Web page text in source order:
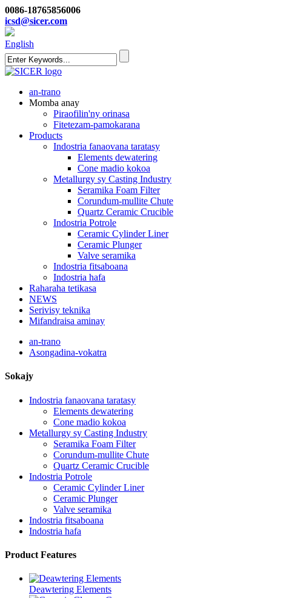
0086-18765856006
icsd@sicer.com
English
an-trano
Momba anay
Piraofilin'ny orinasa
Fitetezam-pamokarana
Products
Indostria fanaovana taratasy
Elements dewatering
Cone madio kokoa
Metallurgy sy Casting Industry
Seramika Foam Filter
Corundum-mullite Chute
Quartz Ceramic Crucible
Indostria Potrole
Ceramic Cylinder Liner
Ceramic Plunger
Valve seramika
Indostria fitsaboana
Indostria hafa
Raharaha tetikasa
NEWS
Serivisy teknika
Mifandraisa aminay
an-trano
Asongadina-vokatra
Sokajy
Indostria fanaovana taratasy
Elements dewatering
Cone madio kokoa
Metallurgy sy Casting Industry
Seramika Foam Filter
Corundum-mullite Chute
Quartz Ceramic Crucible
Indostria Potrole
Ceramic Cylinder Liner
Ceramic Plunger
Valve seramika
Indostria fitsaboana
Indostria hafa
Product Features
Deawtering Elements